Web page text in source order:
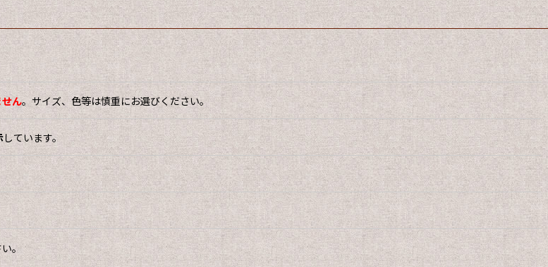
ん。サイズ、色等は慎重にお選びください。
しています。
。